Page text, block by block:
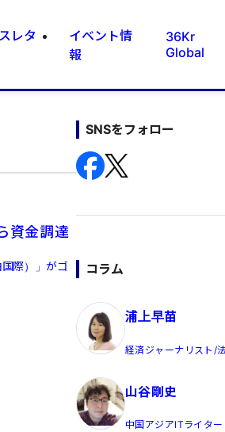
レタ
イベント情
報
36Kr
Global
資金調達
際）」がゴ
SNSをフォロー
コラム
浦上早苗
経済ジャーナリスト/
山谷剛史
中国アジアITライター